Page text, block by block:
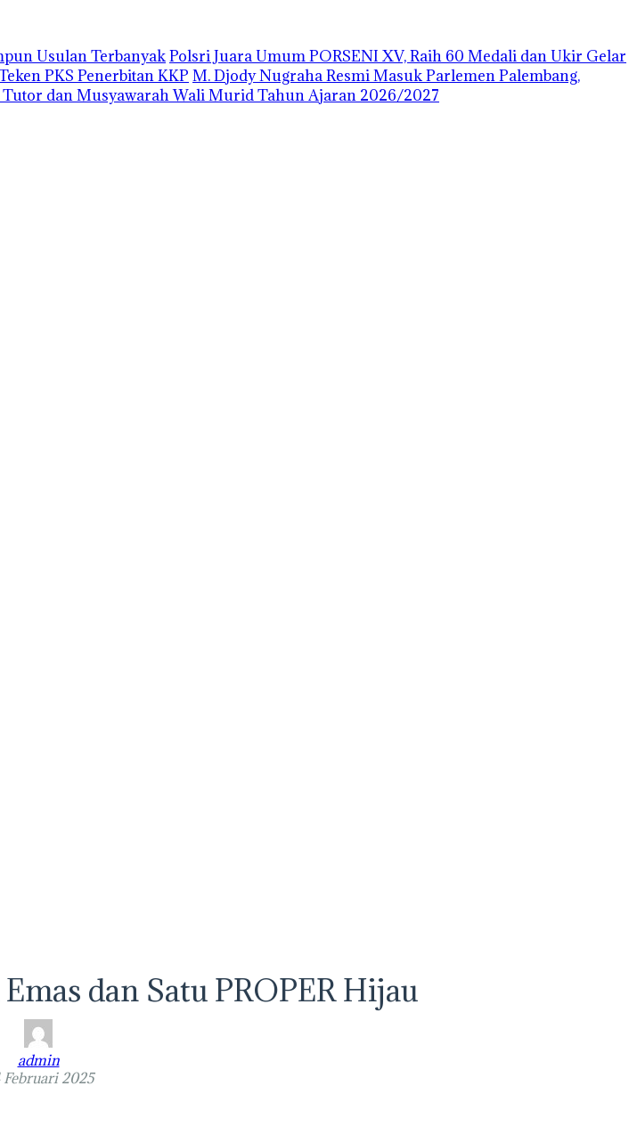
Usulan TerbanyakPolsri Juara Umum PORSENI XV, Raih 60 Medali dan Ukir Gelar
PKS Penerbitan KKP M. Djody Nugraha Resmi Masuk Parlemen Palembang,
Tutor dan Musyawarah Wali Murid Tahun Ajaran 2026/2027
dan Satu PROPER Hijau
admin
Februari 2025